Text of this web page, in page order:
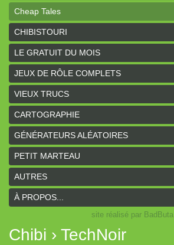
Cheap Tales
Intrépides
Coeurs Vaillants - Aventures
Coeurs Vaillants - Ogres de gel
Coeurs Vaillants - Compagnon2
Les bas-reliefs des Ruines de Zeriphar
N.YX
Sous l'ombre du Mont Yimsha
Coeurs Vaillants - Compagnon
Coeurs Vaillants // Gallant and Bold
Hârn - le monde de Hârn
De Urbium Graphidibus
CHIBISTOURI
LE GRATUIT DU MOIS
JEUX DE RÔLE COMPLETS
VIEUX TRUCS
CARTOGRAPHIE
GÉNÉRATEURS ALÉATOIRES
PETIT MARTEAU
AUTRES
À PROPOS...
site réalisé par BadButa
Chibi › TechNoir